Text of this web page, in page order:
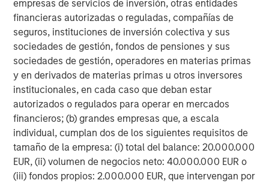
empresas de servicios de inversión, otras entidades
financieras autorizadas o reguladas, compañías de
seguros, instituciones de inversión colectiva y sus
sociedades de gestión, fondos de pensiones y sus
sociedades de gestión, operadores en materias primas
y en derivados de materias primas u otros inversores
institucionales, en cada caso que deban estar
autorizados o regulados para operar en mercados
financieros; (b) grandes empresas que, a escala
individual, cumplan dos de los siguientes requisitos de
tamaño de la empresa: (i) total del balance: 20.000.000
EUR, (ii) volumen de negocios neto: 40.000.000 EUR o
(iii) fondos propios: 2.000.000 EUR, que intervengan por
Foreside Fund Services, LLC.
Before investing in any Eaton Vance ETF, prospective investors
should consider carefully the investment objective(s), risks, and
charges and expenses. The current prospectus contains this and
other information. To obtain a prospectus or summary
prospectus (which includes the applicable fund's current fees
and expenses, if different from those in effect as of the date of
this material), download a copy at eatonvance.com or call 1-
800-548-7786. Prospective investors should read the prospectus
carefully before investing.
Eaton Vance Distributors, Inc. (“EVD”), serves as the distributor
for Eaton Vance and Calvert Funds.